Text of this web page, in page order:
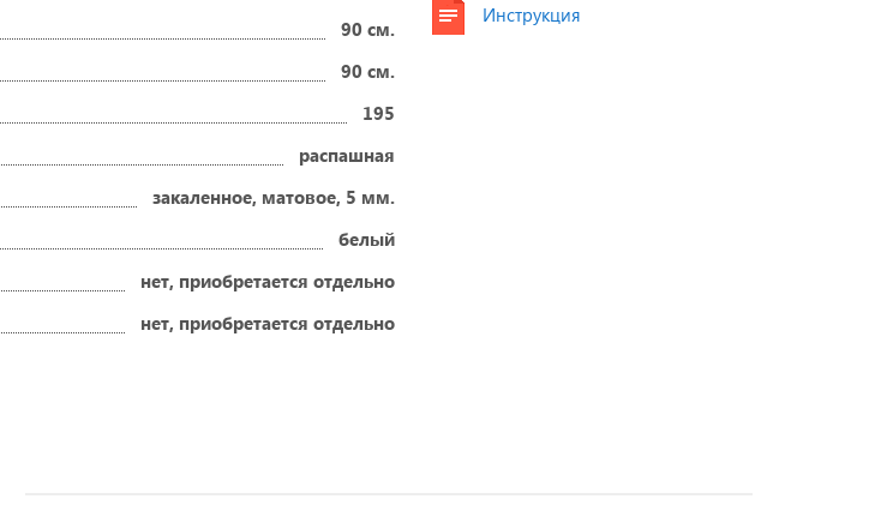
90 см.
90 см.
195
распашная
закаленное, матовое, 5 мм.
белый
нет, приобретается отдельно
нет, приобретается отдельно
Инструкция